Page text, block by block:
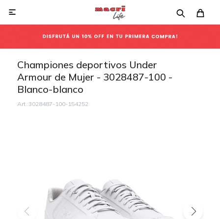

Championes deportivos Under
Armour de Mujer - 3028487-100 -
Blanco-blanco
3028487-100-154252